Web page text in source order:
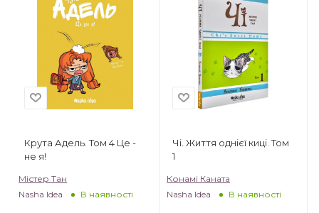
Крута Адель. Том 4 Це -
не я!
Містер Тан
Nasha Idea
В наявності
Чі. Життя однієї киці. Том
1
Конамі Каната
Nasha Idea
В наявності